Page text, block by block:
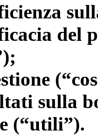
del
sulla
(“utili”).